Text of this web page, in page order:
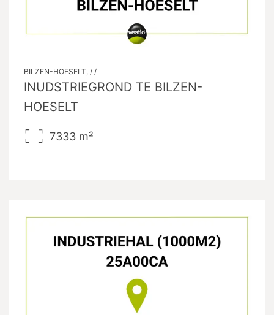
BILZEN-HOESELT, / /
INUDSTRIEGROND TE BILZEN-
HOESELT
7333 m²